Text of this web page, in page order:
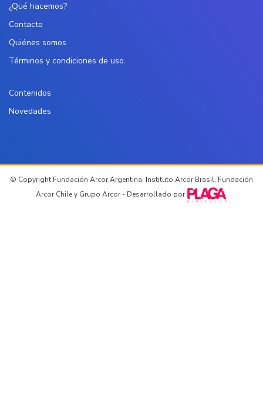
¿Qué hacemos?
Contacto
Quiénes somos
Términos y condiciones de uso.
Contenidos
Novedades
© Copyright Fundación Arcor Argentina, Instituto Arcor Brasil, Fundación
Arcor Chile y Grupo Arcor - Desarrollado por